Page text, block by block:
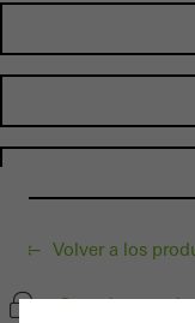
Volver a los
Guardar